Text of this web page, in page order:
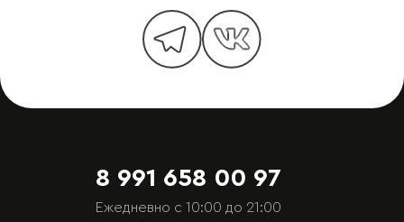
8 991 658 00 97
Ежедневно с 10:00 до 21:00